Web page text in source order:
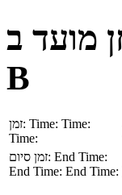
B
זמן: Time: Time:
Time:
זמן סיום: End Time:
End Time: End Time: